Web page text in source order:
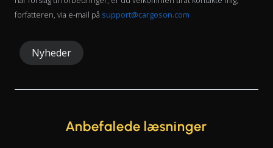
forfatteren, via e-mail på support@cargoson.com
Nyheder
Anbefalede læsninger